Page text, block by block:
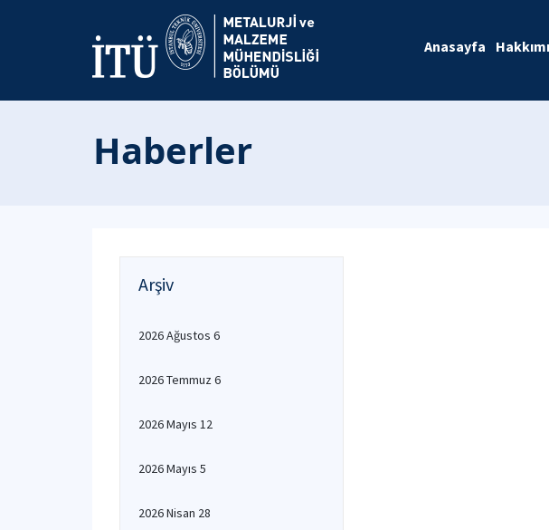
Anasayfa
Haberler
Arşiv
2026 Ağustos 6
2026 Temmuz 6
2026 Mayıs 12
2026 Mayıs 5
2026 Nisan 28